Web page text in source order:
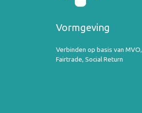
Vormgeving
Verbinden op basis van MVO,
Fairtrade, Social Return